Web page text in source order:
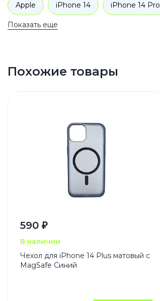
Apple iPhone 14 iPhone 14 Pro
Показать еще
Похожие товары
590 ₽
В наличии
Чехол для iPhone 14 Plus матовый с
MagSafe Синий